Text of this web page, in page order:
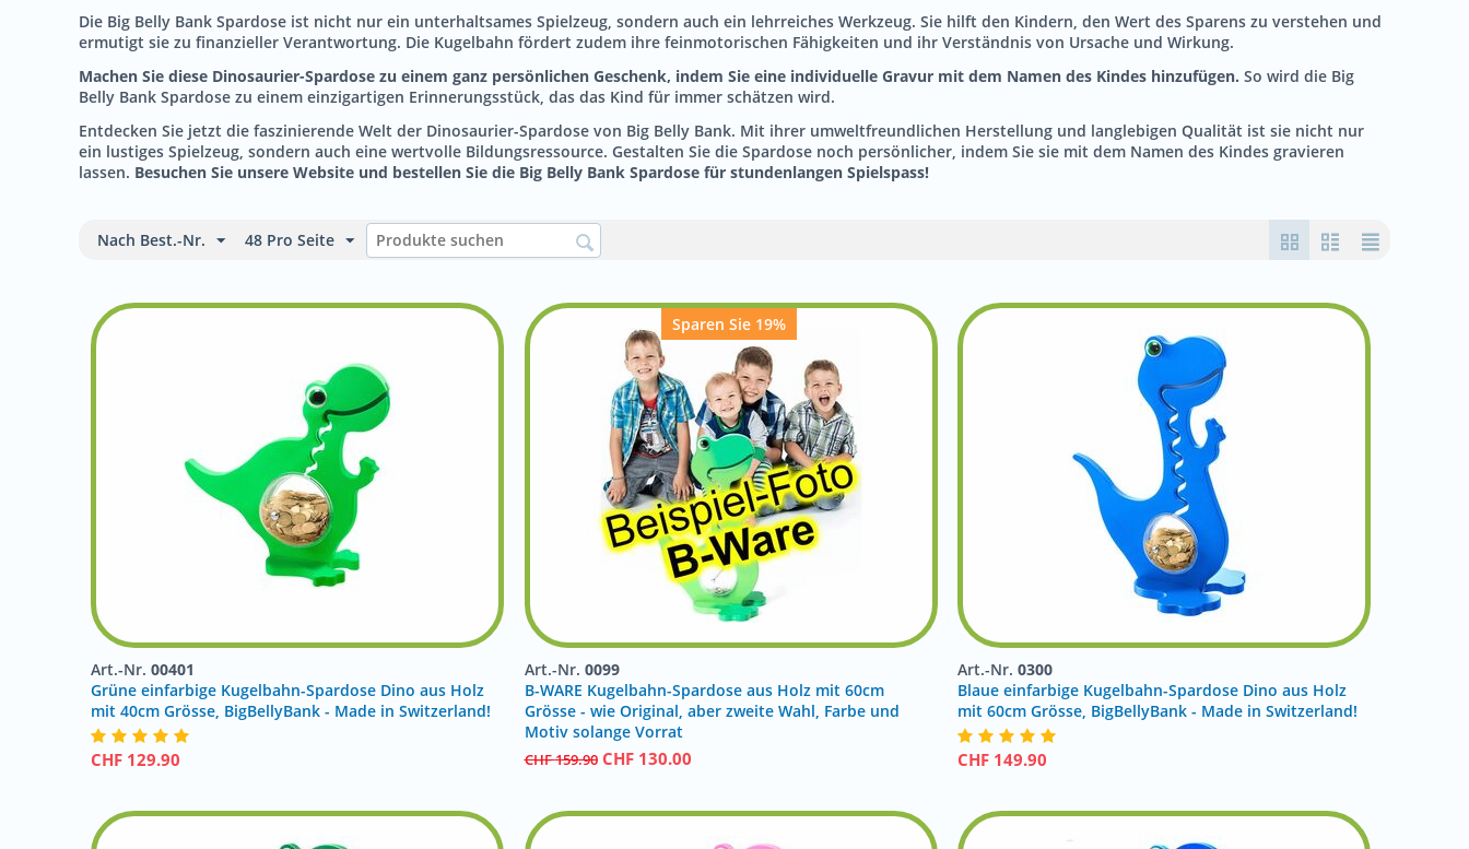
Die Big Belly Bank Spardose ist nicht nur ein unterhaltsames Spielzeug, sondern auch ein lehrreiches Werkzeug. Sie hilft den Kindern, den Wert des Sparens zu verstehen und
ermutigt sie zu finanzieller Verantwortung. Die Kugelbahn fördert zudem ihre feinmotorischen Fähigkeiten und ihr Verständnis von Ursache und Wirkung.
Machen Sie diese Dinosaurier-Spardose zu einem ganz persönlichen Geschenk, indem Sie eine individuelle Gravur mit dem Namen des Kindes hinzufügen. So wird die Big
Belly Bank Spardose zu einem einzigartigen Erinnerungsstück, das das Kind für immer schätzen wird.
Entdecken Sie jetzt die faszinierende Welt der Dinosaurier-Spardose von Big Belly Bank. Mit ihrer umweltfreundlichen Herstellung und langlebigen Qualität ist sie nicht nur
ein lustiges Spielzeug, sondern auch eine wertvolle Bildungsressource. Gestalten Sie die Spardose noch persönlicher, indem Sie sie mit dem Namen des Kindes gravieren
lassen. Besuchen Sie unsere Website und bestellen Sie die Big Belly Bank Spardose für stundenlangen Spielspass!
Nach Best.-Nr. 48 Pro Seite
Art.-Nr. 00401
Grüne einfarbige Kugelbahn-Spardose Dino aus Holz
mit 40cm Grösse, BigBellyBank - Made in Switzerland!
CHF 129.90
Sparen Sie 19%
Art.-Nr. 0099
B-WARE Kugelbahn-Spardose aus Holz mit 60cm
Grösse - wie Original, aber zweite Wahl, Farbe und
Motiv solange Vorrat
CHF159.90 CHF 130.00
Art.-Nr. 0300
Blaue einfarbige Kugelbahn-Spardose Dino aus Holz
mit 60cm Grösse, BigBellyBank - Made in Switzerland!
CHF 149.90